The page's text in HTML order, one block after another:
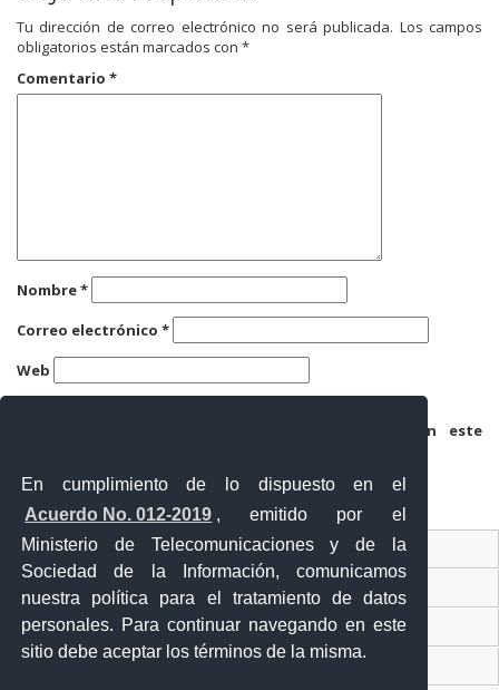
En cumplimiento de lo dispuesto en el
Acuerdo No. 012-2019 , emitido por el
Ministerio de Telecomunicaciones y de la
Sociedad de la Información, comunicamos
nuestra política para el tratamiento de datos
personales. Para continuar navegando en este
sitio debe aceptar los términos de la misma.
Tu dirección de correo electrónico no será publicada. Los campos
obligatorios están marcados con *
Comentario *
Nombre*
Correo electrónico *
Web
Guarda mi nombre, correo electrónico y web en este
Ventanilla Única Virtual
Ventanilla Única de Comercio Exterior
Gobierno Abierto